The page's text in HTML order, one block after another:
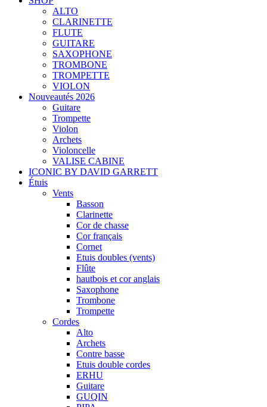
ALTO
CLARINETTE
FLUTE
GUITARE
SAXOPHONE
TROMBONE
TROMPETTE
VIOLON
Nouveautés 2026
Guitare
Trompette
Violon
Archets
Violoncelle
VALISE CABINE
ICONIC BY DAVID GARRETT
Étuis
Vents
Basson
Clarinette
Cor de chasse
Cor français
Cornet
Etuis doubles (vents)
Flûte
hautbois et cor anglais
Saxophone
Trombone
Trompette
Cordes
Alto
Archets
Contre basse
Etuis double cordes
ERHU
Guitare
GUQIN